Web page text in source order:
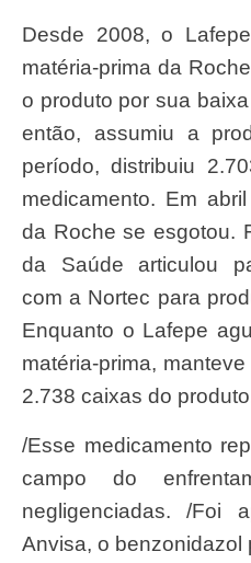
Desde 2008, o Lafepe usava o estoque de
matéria-prima da
o produto por sua
então, assumiu a
período, distribuiu
medicamento. Em
da Roche se esgotou.
da Saúde articulou
com a Nortec para
Enquanto o Lafepe
matéria-prima,
2.738 caixas do
/Esse medicamento representa uma vitória no
campo do
negligenciadas. /Foi
Anvisa, o benzonidazol